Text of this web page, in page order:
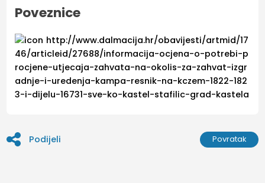
Poveznice
http://www.dalmacija.hr/obavijesti/artmid/17
46/articleid/27688/informacija-ocjena-o-potrebi-p
rocjene-utjecaja-zahvata-na-okolis-za-zahvat-izgr
adnje-i-uredenja-kampa-resnik-na-kczem-1822-182
3-i-dijelu-16731-sve-ko-kastel-stafilic-grad-kastela
Podijeli Povratak